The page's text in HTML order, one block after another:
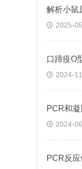
2025-
2024-
2024-
​PCR反